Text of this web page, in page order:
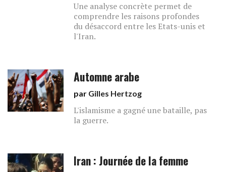
Une analyse concrète permet de
comprendre les raisons profondes
du désaccord entre les Etats-unis et
l'Iran.
Automne arabe
par Gilles Hertzog
L'islamisme a gagné une bataille, pas
la guerre.
Iran : Journée de la femme